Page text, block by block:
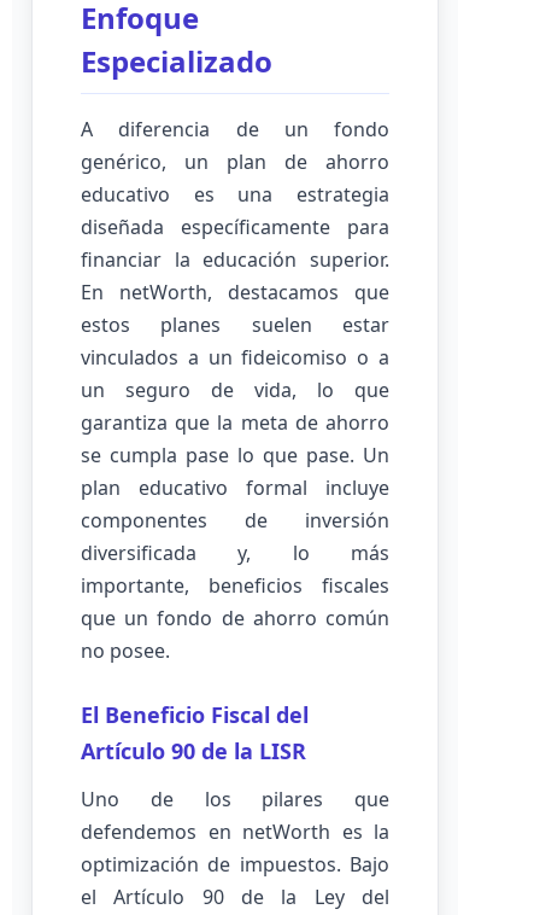
Enfoque
Especializado
A diferencia de un fondo
genérico, un plan de ahorro
educativo es una estrategia
diseñada específicamente para
financiar la educación superior.
En netWorth, destacamos que
estos planes suelen estar
vinculados a un fideicomiso o a
un seguro de vida, lo que
garantiza que la meta de ahorro
se cumpla pase lo que pase. Un
plan educativo formal incluye
componentes de inversión
diversificada y, lo más
importante, beneficios fiscales
que un fondo de ahorro común
no posee.
El Beneficio Fiscal del
Artículo 90 de la LISR
Uno de los pilares que
defendemos en netWorth es la
optimización de impuestos. Bajo
el Artículo 90 de la Ley del